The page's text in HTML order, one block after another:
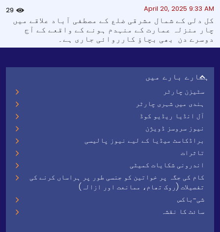
April 20, 2025 9:33 AM
29
کل دلی کے شمال مشرقی ضلع کے مصطفی آباد علاقے میں
چار منزلہ عمارت کے منہدم ہونے کے واقعے کے آج
دوسرے دن بھی بچاؤ کارروائی جاری ہے۔
ہمارے بارے میں
سٹیزن چارٹر
ہندی میں شہری چارٹر
آل انڈیا ریڈیو کوڈ
نیوز سروسز ڈویژن
براڈکاسٹ میڈیا کے لیے نیوز پالیسی
تاثرات
اندرونی شکایات کمیٹی
کام کی جگہ پر خواتین کو جنسی طور پر ہراساں کرنے کی
تفصیلات (روک تھام، ممانعت اور ازالہ)
شی-باکس
سائٹ کا نقشہ